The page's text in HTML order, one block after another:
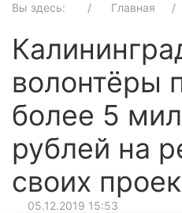
Вы здесь: Главная
волонтёры
более 5
рублей на
своих
05.12.2019 15:53